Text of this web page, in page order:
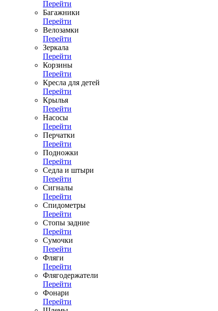
Перейти
Багажники
Перейти
Велозамки
Перейти
Зеркала
Перейти
Корзины
Перейти
Кресла для детей
Перейти
Крылья
Перейти
Насосы
Перейти
Перчатки
Перейти
Подножки
Перейти
Седла и штыри
Перейти
Сигналы
Перейти
Спидометры
Перейти
Стопы задние
Перейти
Сумочки
Перейти
Фляги
Перейти
Флягодержатели
Перейти
Фонари
Перейти